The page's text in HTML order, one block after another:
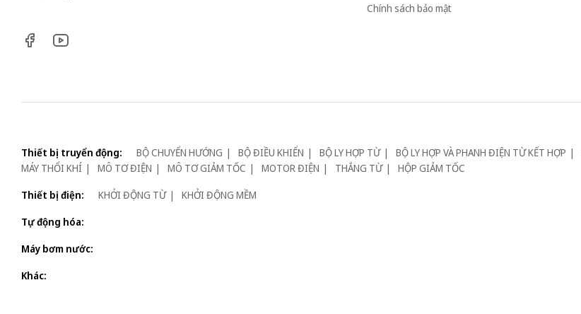
Chính sách bảo mật
Thiết bị truyển động: BỘ CHUYỂN HƯỚNG BỘ ĐIỀU KHIỂN BỘ LY HỢP TỪ BỘ LY HỢP VÀ PHANH ĐIỆN TỪ KẾT HỢP
MÁY THỔI KHÍ
MÔ TƠ ĐIỆN MÔ TƠ GIẢM TỐC MOTOR ĐIỆN THẮNG TỪ
HỘP GIẢM TỐC
Thiết bị điện:
KHỞI ĐỘNG TỪ
KHỞI ĐỘNG MỀM
Tự động hóa:
Máy bơm nước:
Khác: